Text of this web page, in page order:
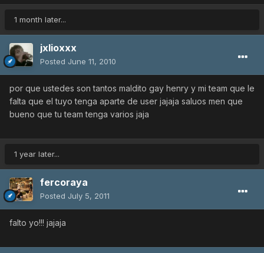
1 month later...
jxlioxxx
Posted June 11, 2010
por que ustedes son tantos maldito gay henry y mi team que le
falta que el tuyo tenga aparte de user jajaja saluos men que
bueno que tu team tenga varios jaja
1 year later...
fercoraya
Posted July 5, 2011
falto yo!!! jajaja